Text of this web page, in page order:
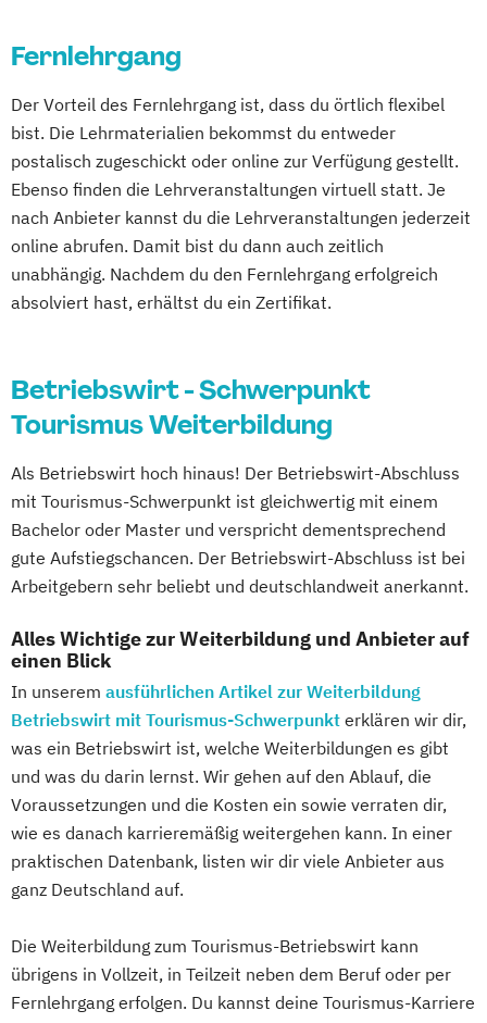
Tourismus Management
Fernlehrgang
Der Vorteil des Fernlehrgang ist, dass du örtlich flexibel
bist. Die Lehrmaterialien bekommst du entweder
postalisch zugeschickt oder online zur Verfügung gestellt.
Ebenso finden die Lehrveranstaltungen virtuell statt. Je
nach Anbieter kannst du die Lehrveranstaltungen jederzeit
online abrufen. Damit bist du dann auch zeitlich
unabhängig. Nachdem du den Fernlehrgang erfolgreich
absolviert hast, erhältst du ein Zertifikat.
Betriebswirt - Schwerpunkt
Tourismus Weiterbildung
Als Betriebswirt hoch hinaus! Der Betriebswirt-Abschluss
mit Tourismus-Schwerpunkt ist gleichwertig mit einem
Bachelor oder Master und verspricht dementsprechend
gute Aufstiegschancen. Der Betriebswirt-Abschluss ist bei
Arbeitgebern sehr beliebt und deutschlandweit anerkannt.
Alles Wichtige zur Weiterbildung und Anbieter auf
einen Blick
In unserem ausführlichen Artikel zur Weiterbildung
Betriebswirt mit Tourismus-Schwerpunkt erklären wir dir,
was ein Betriebswirt ist, welche Weiterbildungen es gibt
und was du darin lernst. Wir gehen auf den Ablauf, die
Voraussetzungen und die Kosten ein sowie verraten dir,
wie es danach karrieremäßig weitergehen kann. In einer
praktischen Datenbank, listen wir dir viele Anbieter aus
ganz Deutschland auf.
Die Weiterbildung zum Tourismus-Betriebswirt kann
übrigens in Vollzeit, in Teilzeit neben dem Beruf oder per
Fernlehrgang erfolgen. Du kannst deine Tourismus-Karriere